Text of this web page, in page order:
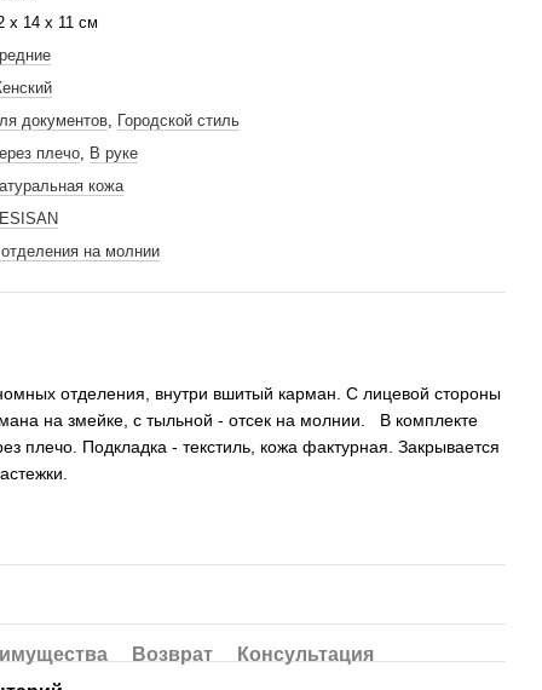
х 14 х 11 см
документов, Городской стиль
плечо, В руке
кожа
на молнии
отделения, внутри вшитый карман. С лицевой стороны
на змейке, с тыльной - отсек на молнии. В комплекте
плечо. Подкладка - текстиль, кожа фактурная. Закрывается
Возврат
Консультация